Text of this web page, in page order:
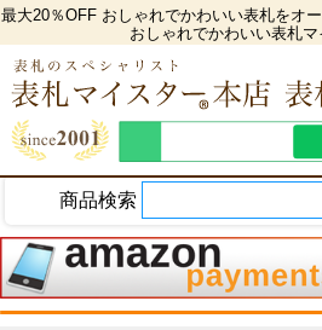
最大20％OFF おしゃれでかわいい表札をオ
おしゃれでかわいい表札
商品検索